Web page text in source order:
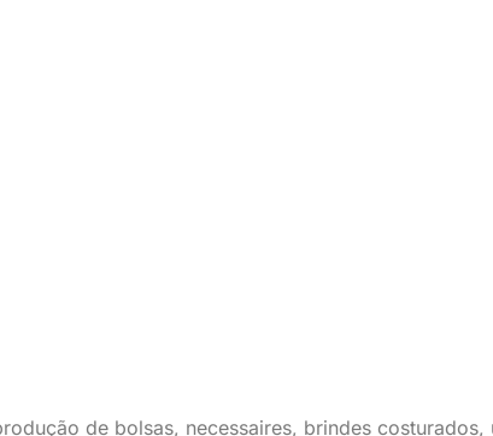
de bolsas, necessaires, brindes